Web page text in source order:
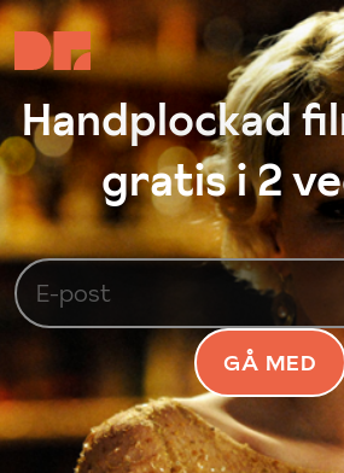
Handplockad
gratis i 2
GÅ MED